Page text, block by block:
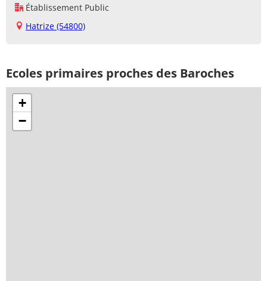
Établissement Public
Hatrize (54800)
Ecoles primaires proches des Baroches
+
−